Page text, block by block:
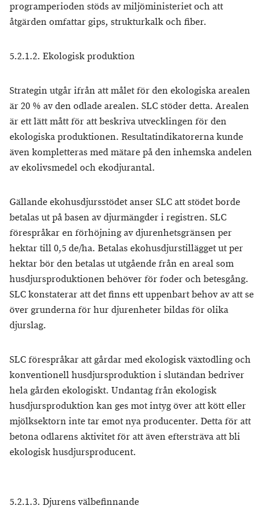
programperioden stöds av miljöministeriet och att
åtgärden omfattar gips, strukturkalk och fiber.
5.2.1.2. Ekologisk produktion
Strategin utgår ifrån att målet för den ekologiska arealen
är 20 % av den odlade arealen. SLC stöder detta. Arealen
är ett lätt mått för att beskriva utvecklingen för den
ekologiska produktionen. Resultatindikatorerna kunde
även kompletteras med mätare på den inhemska andelen
av ekolivsmedel och ekodjurantal.
Gällande ekohusdjursstödet anser SLC att stödet borde
betalas ut på basen av djurmängder i registren. SLC
förespråkar en förhöjning av djurenhetsgränsen per
hektar till 0,5 de/ha. Betalas ekohusdjurstillägget ut per
hektar bör den betalas ut utgående från en areal som
husdjursproduktionen behöver för foder och betesgång.
SLC konstaterar att det finns ett uppenbart behov av att se
över grunderna för hur djurenheter bildas för olika
djurslag.
SLC förespråkar att gårdar med ekologisk växtodling och
konventionell husdjursproduktion i slutändan bedriver
hela gården ekologiskt. Undantag från ekologisk
husdjursproduktion kan ges mot intyg över att kött eller
mjölksektorn inte tar emot nya producenter. Detta för att
betona odlarens aktivitet för att även eftersträva att bli
ekologisk husdjursproducent.
5.2.1.3. Djurens välbefinnande